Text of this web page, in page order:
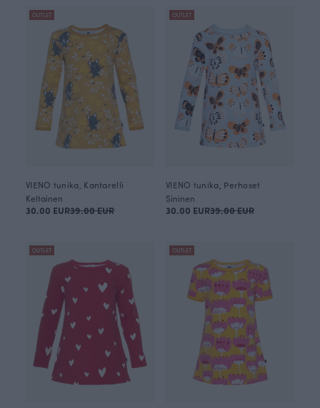
OUTLET
VIENO tunika, Kantarelli
Keltainen
30.00 EUR39.00 EUR
OUTLET
VIENO tunika, Perhoset
Sininen
30.00 EUR39.00 EUR
OUTLET OUTLET